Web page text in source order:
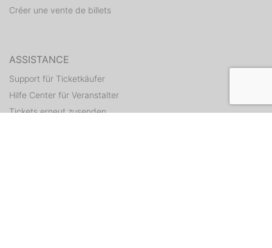
Créer une vente de billets
ASSISTANCE
Support für Ticketkäufer
Hilfe Center für Veranstalter
Tickets erneut zusenden